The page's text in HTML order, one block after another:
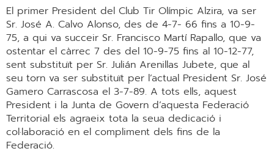
El primer President del Club Tir Olímpic Alzira, va ser
Sr. José A. Calvo Alonso, des de 4-7- 66 fins a 10-9-
75, a qui va succeir Sr. Francisco Martí Rapallo, que va
ostentar el càrrec 7 des del 10-9-75 fins al 10-12-77,
sent substituït per Sr. Julián Arenillas Jubete, que al
seu torn va ser substituït per l’actual President Sr. José
Gamero Carrascosa el 3-7-89. A tots ells, aquest
President i la Junta de Govern d’aquesta Federació
Territorial els agraeix tota la seua dedicació i
col·laboració en el compliment dels fins de la
Federació.